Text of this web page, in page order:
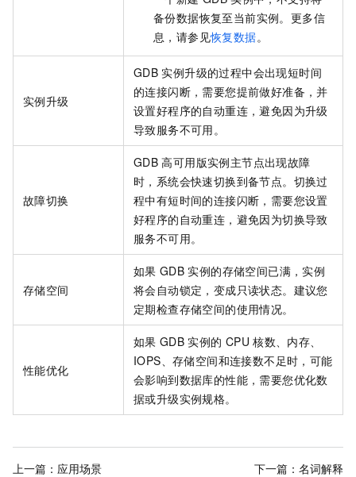
备份数据恢复至当前实例。更多信
息，请参见恢复数据。
实例升级
GDB 实例升级的过程中会出现短时间
的连接闪断，需要您提前做好准备，并
设置好程序的自动重连，避免因为升级
导致服务不可用。
故障切换
GDB 高可用版实例主节点出现故障
时，系统会快速切换到备节点。切换过
程中有短时间的连接闪断，需要您设置
好程序的自动重连，避免因为切换导致
服务不可用。
存储空间
如果 GDB 实例的存储空间已满，实例
将会自动锁定，变成只读状态。建议您
定期检查存储空间的使用情况。
性能优化
如果 GDB 实例的 CPU 核数、内存、
IOPS、存储空间和连接数不足时，可能
会影响到数据库的性能，需要您优化数
据或升级实例规格。
上一篇： 应用场景 下一篇： 名词解释